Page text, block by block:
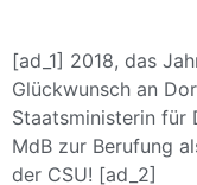
[ad_1] 2018, das
Glückwunsch an
Staatsministerin für
MdB zur Berufung
der CSU! [ad_2]